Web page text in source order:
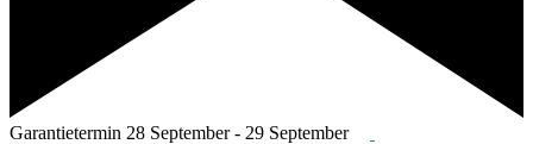
Garantietermin 28 September- 29 September